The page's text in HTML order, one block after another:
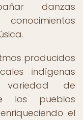
danzas
producidos
indígenas
variedad de
los pueblos
el